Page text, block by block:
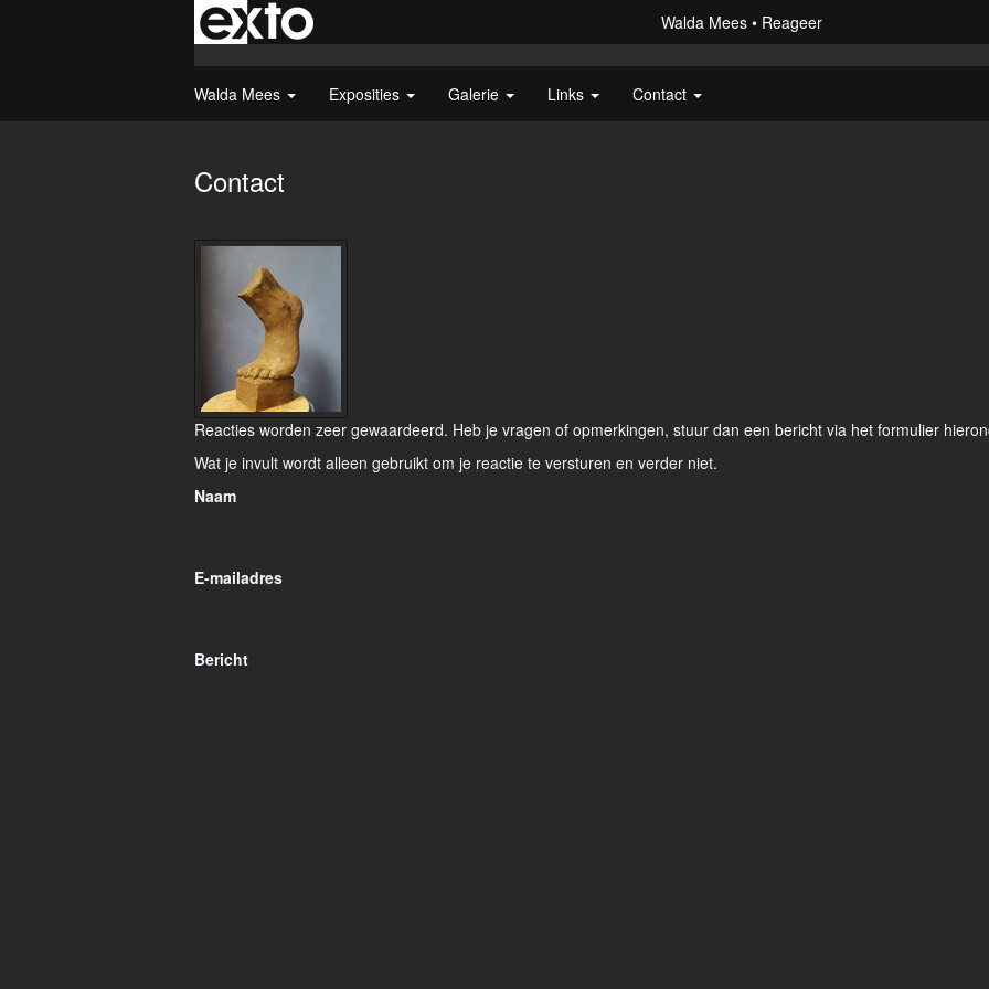
Walda Mees Reageer
Walda Mees Exposities Galerie Links Contact
Contact
Reacties worden zeer gewaardeerd. Heb je vragen of opmerkingen, stuur dan een bericht via het formulier
Wat je invult wordt alleen gebruikt om je reactie te versturen en verder niet.
Naam
E-mailadres
Bericht